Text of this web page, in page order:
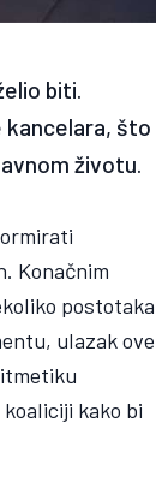
biti.
kancelara, što
životu.
Konačnim
postotaka
ulazak ove
kako bi